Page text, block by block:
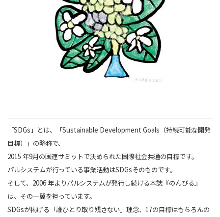
「SDGs」とは、「Sustainable Development Goals（持続可能な開発
目標）」の略称で、
2015 年9月の国連サミットで決められた国際社会共通の目標です。
パルシステムが行っている事業活動はSDGsそのものです。
そして、2006 年よりパルシステムが発行し続ける本誌『のんびる』
は、その一翼を担っています。
SDGsが掲げる「誰ひとり取り残さない」理念、17の目標はもちろんの